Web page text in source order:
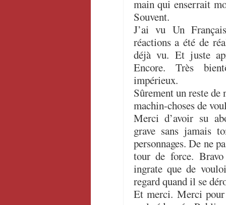
main qui enserrait
Souvent.
J’ai vu Un
réactions a été de
déjà vu. Et juste
Encore. Très
impérieux.
Sûrement un reste
machin-choses de
Merci d’avoir su
grave sans jamais
personnages. De ne
tour de force.
ingrate que de
regard quand il se
Et merci. Merci